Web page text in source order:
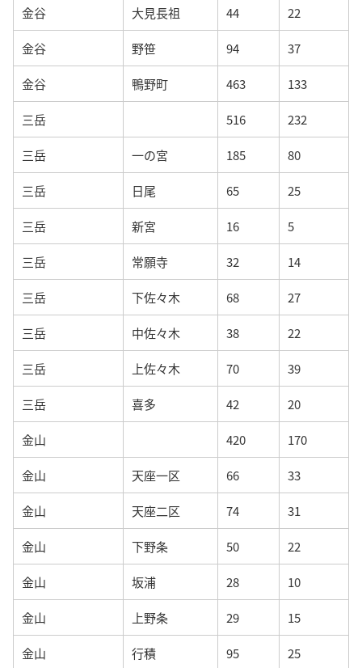
金谷 大見長祖 44 22
金谷 野笹 94 37
金谷 鴨野町 463 133
三岳 516 232
三岳 一の宮 185 80
三岳 日尾 65 25
三岳 新宮 16 5
三岳 常願寺 32 14
三岳 下佐々木 68 27
三岳 中佐々木 38 22
三岳 上佐々木 70 39
三岳 喜多 42 20
金山 420 170
金山 天座一区 66 33
金山 天座二区 74 31
金山 下野条 50 22
金山 坂浦 28 10
金山 上野条 29 15
金山 行積 95 25